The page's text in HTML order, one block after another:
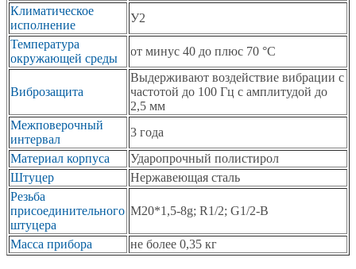
Климатическое
исполнение
У2
Температура
окружающей среды
от минус 40 до плюс 70 °С
Виброзащита
Выдерживают воздействие вибрации с
частотой до 100 Гц с амплитудой до
2,5 мм
Межповерочный
интервал
3 года
Материал корпуса
Ударопрочный полистирол
Штуцер
Нержавеющая сталь
Резьба
присоединительного
штуцера
М20*1,5-8g; R1/2; G1/2-B
Масса прибора не более 0,35 кг